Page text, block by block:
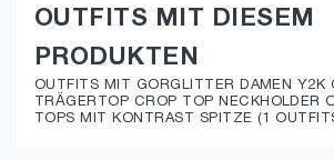
OUTFITS MIT DIESEM
PRODUKTEN
OUTFITS MIT GORGLITTER DAMEN Y2K
TRÄGERTOP CROP TOP NECKHOLDER
TOPS MIT KONTRAST SPITZE (1